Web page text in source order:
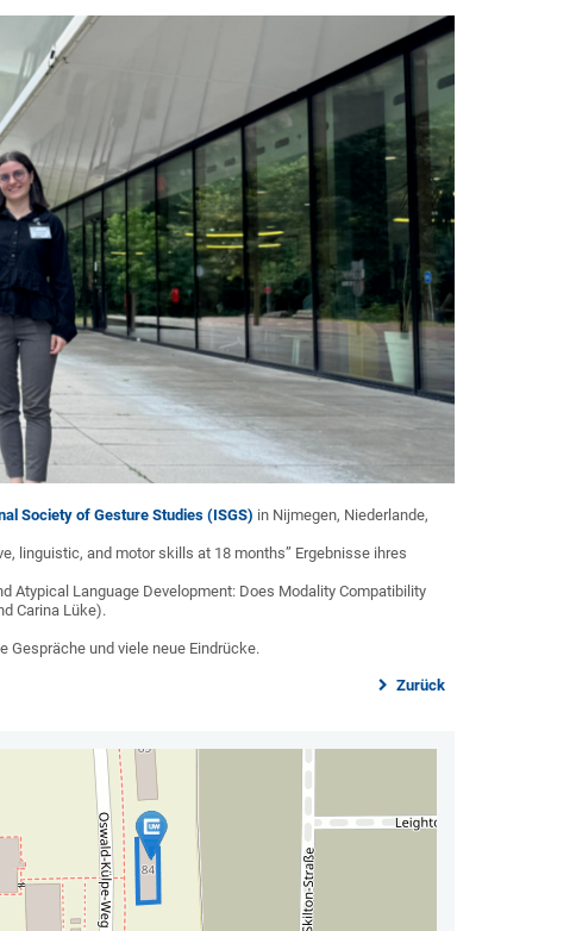
Society of Gesture Studies (ISGS) in Nijmegen, Niederlande,
linguistic, and motor skills at 18 months” Ergebnisse ihres
Atypical Language Development: Does Modality Compatibility
Carina Lüke).
Gespräche und viele neue Eindrücke.
Zurück